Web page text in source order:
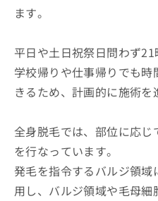
ます。
平日や土日祝祭日問わず21
学校帰りや仕事帰りでも
きるため、計画的に施術を
全身脱毛では、部位に応
を行なっています。
発毛を指令するバルジ領
用し、バルジ領域や毛母